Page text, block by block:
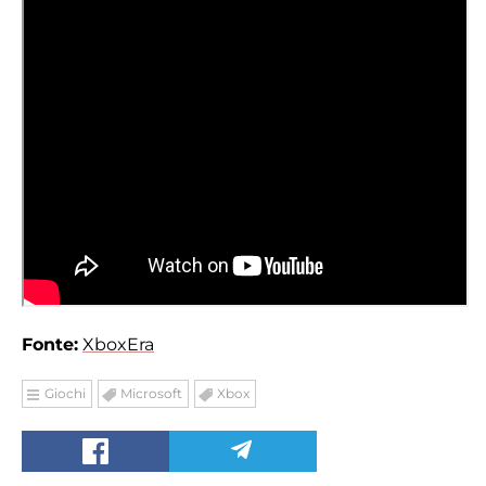
Fonte: XboxEra
Giochi Microsoft Xbox